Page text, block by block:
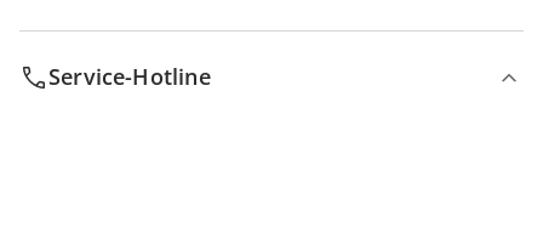
Service-Hotline